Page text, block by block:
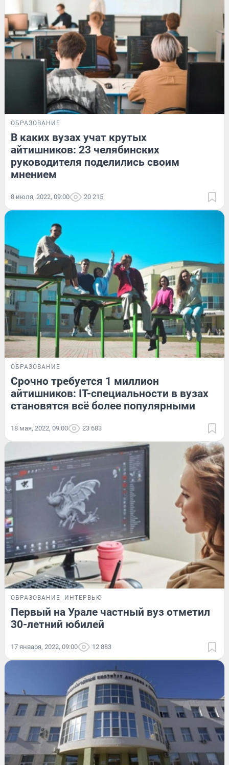
ОБРАЗОВАНИЕ
В каких вузах учат крутых
айтишников: 23 челябинских
руководителя поделились своим
мнением
8 июля, 2022, 09:00 20 215
ОБРАЗОВАНИЕ
Срочно требуется 1 миллион
айтишников: IT-специальности в вузах
становятся всё более популярными
18 мая, 2022, 09:00 23 683
ОБРАЗОВАНИЕ ИНТЕРВЬЮ
Первый на Урале частный вуз отметил
30-летний юбилей
17 января, 2022, 09:00 12 883